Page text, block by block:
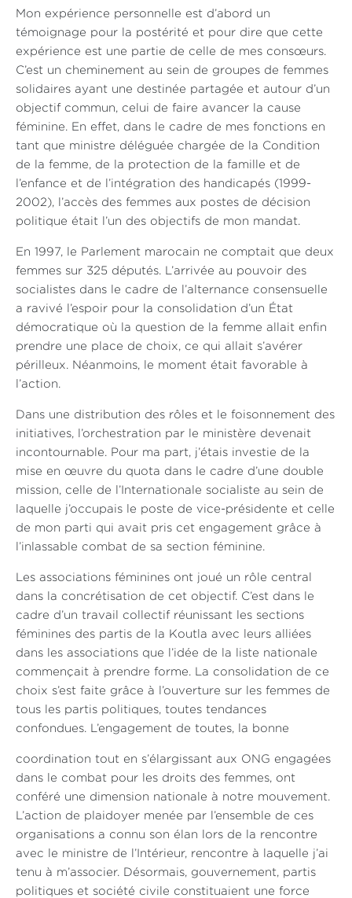
Mon expérience personnelle est d’abord un
témoignage pour la postérité et pour dire que cette
expérience est une partie de celle de mes consœurs.
C’est un cheminement au sein de groupes de femmes
solidaires ayant une destinée partagée et autour d’un
objectif commun, celui de faire avancer la cause
féminine. En effet, dans le cadre de mes fonctions en
tant que ministre déléguée chargée de la Condition
de la femme, de la protection de la famille et de
l’enfance et de l’intégration des handicapés (1999-
2002), l’accès des femmes aux postes de décision
politique était l’un des objectifs de mon mandat.
En 1997, le Parlement marocain ne comptait que deux
femmes sur 325 députés. L’arrivée au pouvoir des
socialistes dans le cadre de l’alternance consensuelle
a ravivé l’espoir pour la consolidation d’un État
démocratique où la question de la femme allait enfin
prendre une place de choix, ce qui allait s’avérer
périlleux. Néanmoins, le moment était favorable à
l’action.
Dans une distribution des rôles et le foisonnement des
initiatives, l’orchestration par le ministère devenait
incontournable. Pour ma part, j’étais investie de la
mise en œuvre du quota dans le cadre d’une double
mission, celle de l’Internationale socialiste au sein de
laquelle j’occupais le poste de vice-présidente et celle
de mon parti qui avait pris cet engagement grâce à
l’inlassable combat de sa section féminine.
Les associations féminines ont joué un rôle central
dans la concrétisation de cet objectif. C’est dans le
cadre d’un travail collectif réunissant les sections
féminines des partis de la Koutla avec leurs alliées
dans les associations que l’idée de la liste nationale
commençait à prendre forme. La consolidation de ce
choix s’est faite grâce à l’ouverture sur les femmes de
tous les partis politiques, toutes tendances
confondues. L’engagement de toutes, la bonne
coordination tout en s’élargissant aux ONG engagées
dans le combat pour les droits des femmes, ont
conféré une dimension nationale à notre mouvement.
L’action de plaidoyer menée par l’ensemble de ces
organisations a connu son élan lors de la rencontre
avec le ministre de l’Intérieur, rencontre à laquelle j’ai
tenu à m’associer. Désormais, gouvernement, partis
politiques et société civile constituaient une force